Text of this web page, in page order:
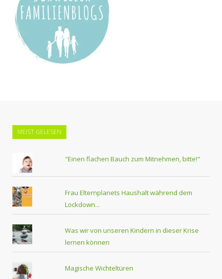
MEIST GELESEN
"Einen flachen Bauch zum Mitnehmen, bitte!"
Frau Elternplanets Haushalt während dem
Lockdown...
Was wir von unseren Kindern in dieser Krise
lernen können
Magische Wichteltüren